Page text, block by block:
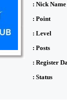
: Nick Name
: Point
: Level
: Posts
: Register
: Status